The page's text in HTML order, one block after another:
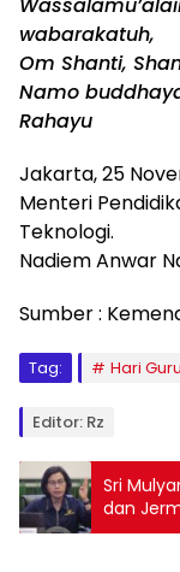
wabarakatuh,
Om Shanti,
Namo
Rahayu
Jakarta, 25
Menteri
Teknologi.
Nadiem Anwar
Sumber :
Tag: Hari
Editor: Rz
Sri
dan